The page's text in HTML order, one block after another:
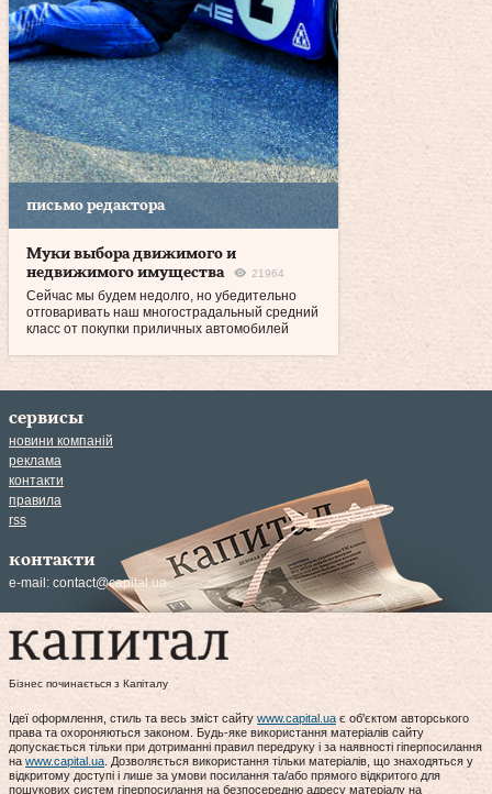
письмо редактора
Муки выбора движимого и
недвижимого имущества
21964
Сейчас мы будем недолго, но убедительно
отговаривать наш многострадальный средний
класс от покупки приличных автомобилей
сервисы
новини компаній
реклама
контакти
правила
rss
контакти
e-mail: contact@capital.ua
Бізнес починається з Капіталу
Ідеї оформлення, стиль та весь зміст сайту www.capital.ua є об'єктом авторського
права та охороняються законом. Будь-яке використання матеріалів сайту
допускається тільки при дотриманні правил передруку і за наявності гіперпосилання
на www.capital.ua . Дозволяється використання тільки матеріалів, що знаходяться у
відкритому доступі і лише за умови посилання та/або прямого відкритого для
пошукових систем гіперпосилання на безпосередню адресу матеріалу на